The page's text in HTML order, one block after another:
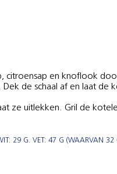
citroensap en knoflook
de schaal af en laat de
ze uitlekken. Gril de
29 G. VET: 47 G (WAARVAN